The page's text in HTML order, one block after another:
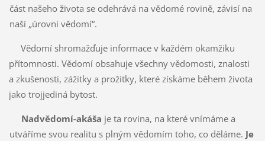
část našeho života se odehrává na vědomé rovině, závisí na
naší „úrovni vědomí“.
Vědomí shromažďuje informace v každém okamžiku
přítomnosti. Vědomí obsahuje všechny vědomosti, znalosti
a zkušenosti, zážitky a prožitky, které získáme během života
jako trojjediná bytost.
Nadvědomí-akáša je ta rovina, na které vnímáme a
utváříme svou realitu s plným vědomím toho, co děláme. Je